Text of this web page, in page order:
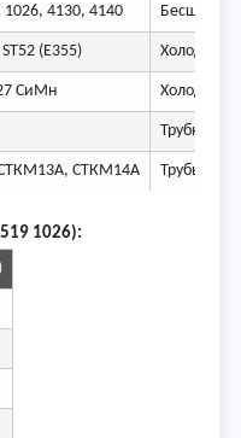
1026, 4130, 4140 Бесшовная
(E355) Холодный-
СиМн Холодный-
Трубки
СТКМ14А Трубы из
1026):